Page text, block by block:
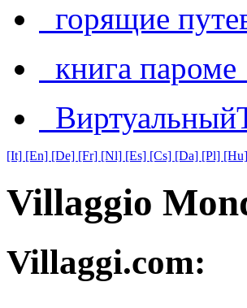
горящие
книга пароме
[It] [En] [De] [Fr] [Nl] [Es] [Cs] [Da] [Pl] [Hu]
Villaggio
Villaggi.com: